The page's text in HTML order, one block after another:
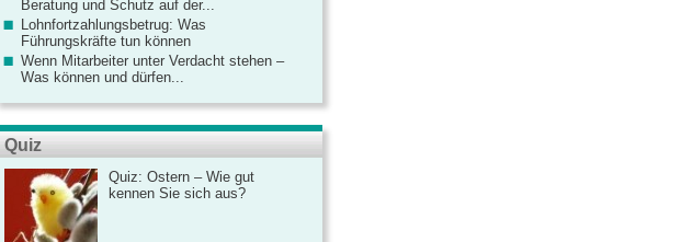
Beratung und Schutz auf der...
Lohnfortzahlungsbetrug: Was
Führungskräfte tun können
Wenn Mitarbeiter unter Verdacht stehen –
Was können und dürfen...
Quiz
Quiz: Ostern – Wie gut
kennen Sie sich aus?